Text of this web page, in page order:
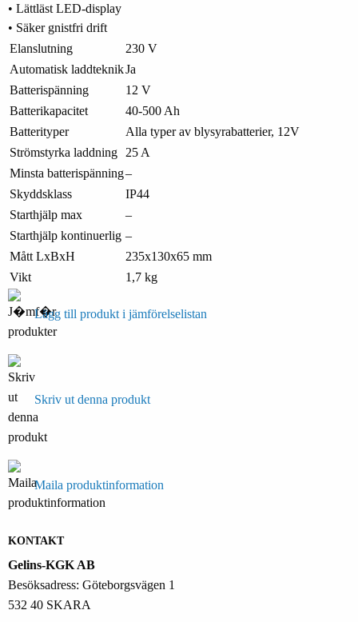
• Lättläst LED-display
• Säker gnistfri drift
Elanslutning
230 V
Automatisk laddteknikJa
Batterispänning
12 V
Batterikapacitet
40-500 Ah
Batterityper
Alla typer av blysyrabatterier, 12V
Strömstyrka laddning
25 A
Minsta batterispänning–
Skyddsklass
IP44
Starthjälp max
–
Starthjälp kontinuerlig –
Mått LxBxH
235x130x65 mm
Vikt
1,7 kg
Lägg till produkt i jämförelselistan
Skriv ut denna produkt
Maila produktinformation
KONTAKT
Gelins-KGK AB
Besöksadress: Göteborgsvägen 1
532 40 SKARA